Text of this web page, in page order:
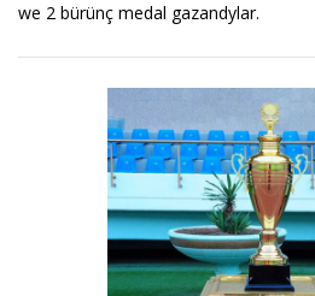
we 2 bürünç medal gazandylar.